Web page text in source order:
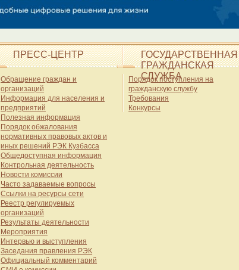
ПРЕСС-ЦЕНТР
Обращение граждан и
организаций
Информация для населения и
предприятий
Полезная информация
Порядок обжалования
нормативных правовых актов и
иных решений РЭК Кузбасса
Общедоступная информация
Контрольная деятельность
Новости комиссии
Часто задаваемые вопросы
Ссылки на ресурсы сети
Реестр регулируемых
организаций
Результаты деятельности
Мероприятия
Интервью и выступления
Заседания правления РЭК
Официальный комментарий
ГОСУДАРСТВЕННАЯ
ГРАЖДАНСКАЯ
СЛУЖБА
Порядок поступления на
гражданскую службу
Требования
Конкурсы